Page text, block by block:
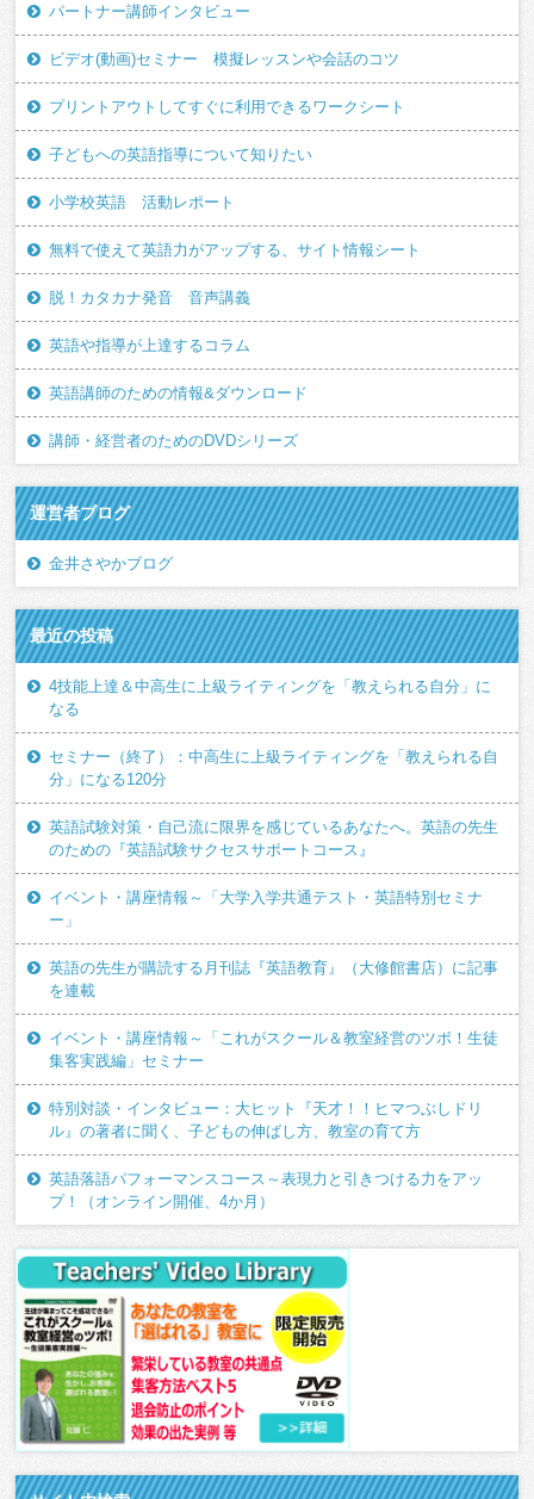
パートナー講師インタビュー
ビデオ(動画)セミナー 模擬レッスンや会話のコツ
プリントアウトしてすぐに利用できるワークシート
子どもへの英語指導について知りたい
小学校英語 活動レポート
無料で使えて英語力がアップする、サイト情報シート
脱！カタカナ発音 音声講義
英語や指導が上達するコラム
英語講師のための情報&ダウンロード
講師・経営者のためのDVDシリーズ
運営者ブログ
金井さやかブログ
最近の投稿
4技能上達＆中高生に上級ライティングを「教えられる自分」に
なる
セミナー（終了）：中高生に上級ライティングを「教えられる自
分」になる120分
英語試験対策・自己流に限界を感じているあなたへ。英語の先生
のための『英語試験サクセスサポートコース』
イベント・講座情報～「大学入学共通テスト・英語特別セミナ
ー」
英語の先生が購読する月刊誌『英語教育』（大修館書店）に記事
を連載
イベント・講座情報～「これがスクール＆教室経営のツボ！生徒
集客実践編」セミナー
特別対談・インタビュー：大ヒット『天才！！ヒマつぶしドリ
ル』の著者に聞く、子どもの伸ばし方、教室の育て方
英語落語パフォーマンスコース～表現力と引きつける力をアッ
プ！（オンライン開催、4か月）